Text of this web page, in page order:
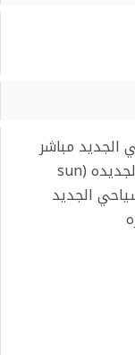
الجديد مباشر
خلف العاصمه السياحيه الجديده (sun